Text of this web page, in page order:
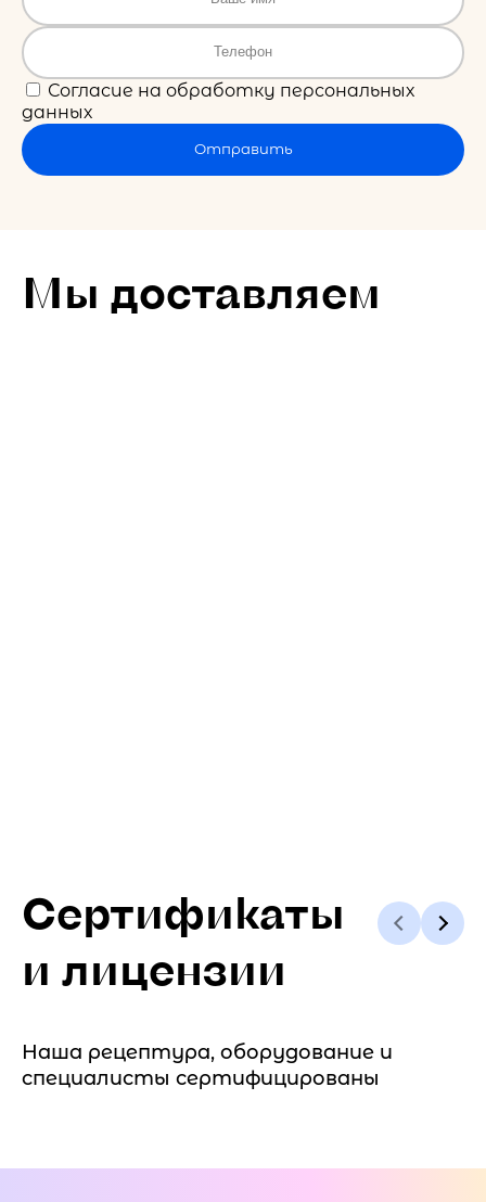
Согласие на обработку персональных
данных
Отправить
Мы доставляем
Сертификаты
и лицензии
Наша рецептура, оборудование и
специалисты сертифицированы